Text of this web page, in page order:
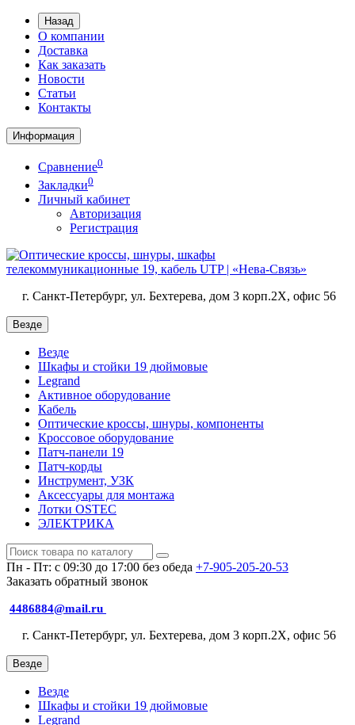
Назад
О компании
Доставка
Как заказать
Новости
Статьи
Контакты
Информация
Сравнение0
Закладки0
Личный кабинет
Авторизация
Регистрация
г. Санкт-Петербург, ул. Бехтерева, дом 3 корп.2X, офис 56
Везде
Везде
Шкафы и стойки 19 дюймовые
Legrand
Активное оборудование
Кабель
Оптические кроссы, шнуры, компоненты
Кроссовое оборудование
Патч-панели 19
Патч-корды
Инструмент, УЗК
Аксессуары для монтажа
Лотки OSTEC
ЭЛЕКТРИКА
Пн - Пт: с 09:30 до 17:00 без обеда +7-905-205-20-53
Заказать обратный звонок
4486884@mail.ru
г. Санкт-Петербург, ул. Бехтерева, дом 3 корп.2X, офис 56
Везде
Везде
Шкафы и стойки 19 дюймовые
Legrand